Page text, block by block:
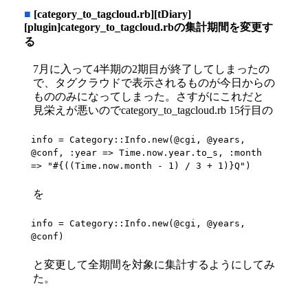
■ [category_to_tagcloud.rb][tDiary]
[plugin]category_to_tagcloud.rbの集計期間を変更す
る
7月に入って4半期の2期目が終了してしまったの
で、タグクラウドで表示されるものが今日からの
もののみになってしまった。さすがにこれだと
見栄えが悪いのでcategory_to_tagcloud.rb 15行目の
info = Category::Info.new(@cgi, @years,
@conf, :year => Time.now.year.to_s, :month
=> "#{((Time.now.month - 1) / 3 + 1)}Q")
を
info = Category::Info.new(@cgi, @years,
@conf)
と変更して全期間を対象に集計するようにしてみ
た。